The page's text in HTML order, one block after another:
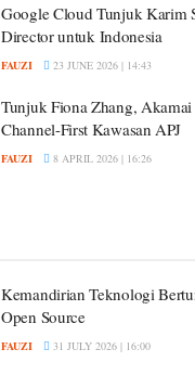
Google Cloud Tunjuk Karim
Director untuk Indonesia
FAUZI 23 JUNE 2026 | 14:43
Tunjuk Fiona Zhang, Akamai
Channel-First Kawasan APJ
FAUZI 8 APRIL 2026 | 16:26
Kemandirian Teknologi
Open Source
FAUZI 31 JULY 2026 | 16:00